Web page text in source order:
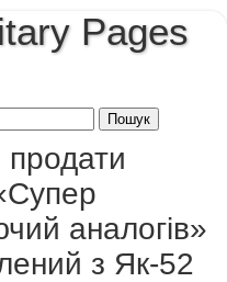
Pages
аналогів»
з Як-52